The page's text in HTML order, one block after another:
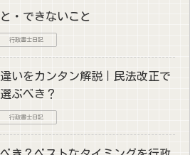
・できないこと
行政書士日記
いをカンタン解説｜民法改正で
ぶべき？
行政書士日記